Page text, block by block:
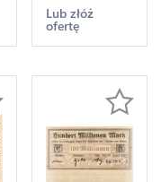
Mark 1921
Notgeld -
Lub złóż
ofertę